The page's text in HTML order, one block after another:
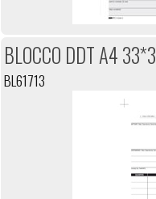
BLOCCO DDT A4
BL61713